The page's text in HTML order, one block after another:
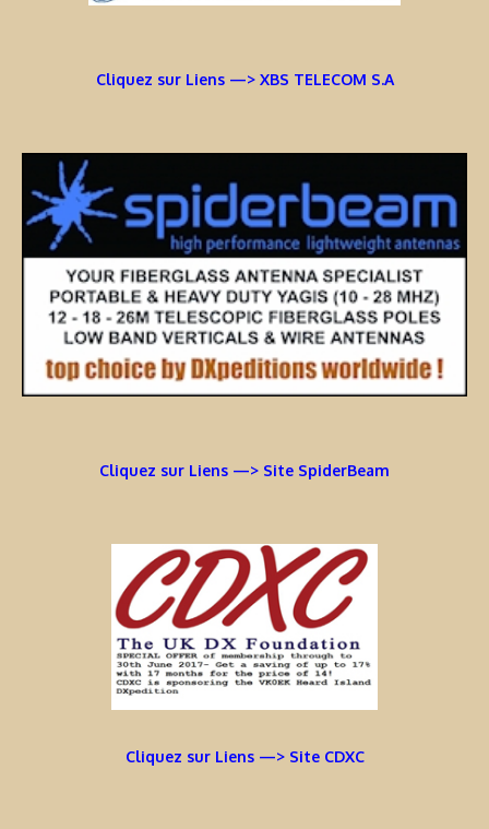
Cliquez sur Liens —> XBS TELECOM S.A
Cliquez sur Liens —> Site SpiderBeam
Cliquez sur Liens —> Site CDXC